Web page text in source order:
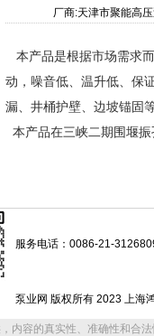
厂商:天津市聚能高
本产品是根据市场需求
动，噪音低、温升低、保
漏、井桶护壁、边坡锚固
本产品在三峡二期围堰
服务电话：0086-21-
泵业网 版权所有 2023 上海
内容的真实性、准确性和合